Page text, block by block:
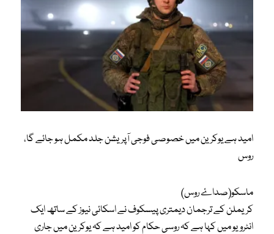
امید ہے یوکرین میں خصوصی فوجی آپریشن جلد مکمل ہو جائے گا،
روس
ماسکو(صداۓ روس)
کریملن کے ترجمان دیمتری پیسکوف نے اسکائی نیوز کے ساتھ ایک
انٹرویو میں کہا ہے کہ روسی حکام کو امید ہے کہ یوکرین میں جاری